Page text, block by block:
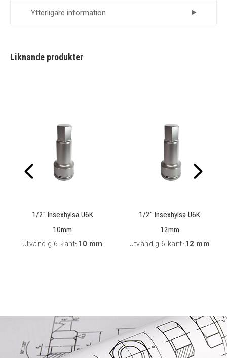
Ytterligare information
Miljömärkningsbeskrivning
Liknande produkter
1/2" Insexhylsa U6K
10mm
Utvändig 6-kant: 10 mm
1/2" Insexhylsa U6K
12mm
Utvändig 6-kant: 12 mm